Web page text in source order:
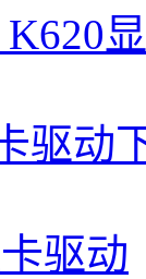
驱动
驱动